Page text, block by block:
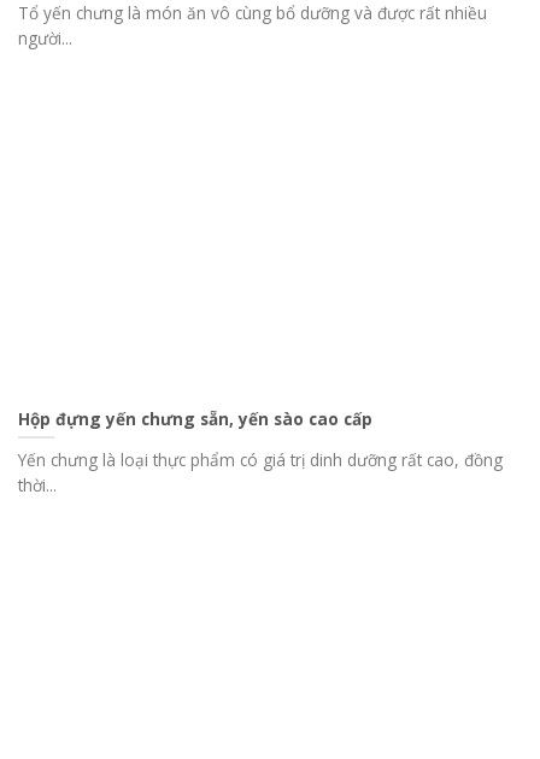
Tổ yến chưng là món ăn vô cùng bổ dưỡng và được rất nhiều
người...
Hộp đựng yến chưng sẵn, yến sào cao cấp
Yến chưng là loại thực phẩm có giá trị dinh dưỡng rất cao, đồng
thời...